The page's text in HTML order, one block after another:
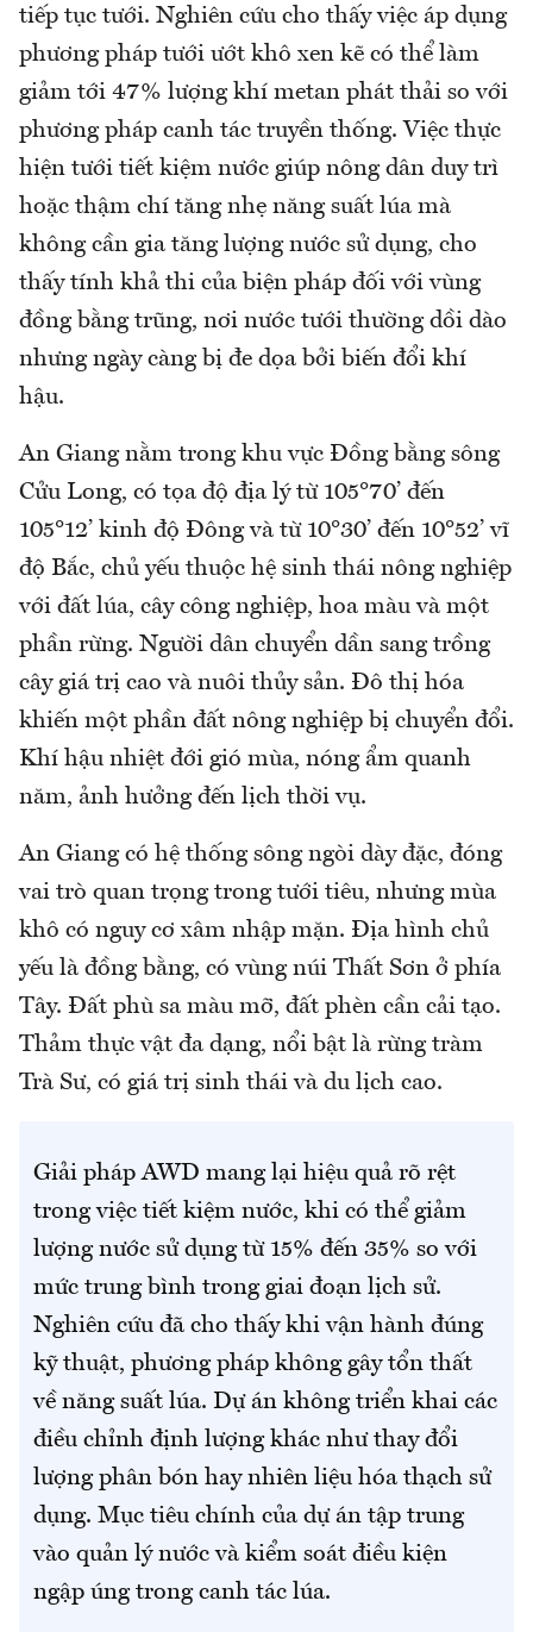
tiếp tục tưới. Nghiên cứu cho thấy việc áp dụng
phương pháp tưới ướt khô xen kẽ có thể làm
giảm tới 47% lượng khí metan phát thải so với
phương pháp canh tác truyền thống. Việc thực
hiện tưới tiết kiệm nước giúp nông dân duy trì
hoặc thậm chí tăng nhẹ năng suất lúa mà
không cần gia tăng lượng nước sử dụng, cho
thấy tính khả thi của biện pháp đối với vùng
đồng bằng trũng, nơi nước tưới thường dồi dào
nhưng ngày càng bị đe dọa bởi biến đổi khí
hậu.
An Giang nằm trong khu vực Đồng bằng sông
Cửu Long, có tọa độ địa lý từ 105°70’ đến
105°12’ kinh độ Đông và từ 10°30’ đến 10°52’ vĩ
độ Bắc, chủ yếu thuộc hệ sinh thái nông nghiệp
với đất lúa, cây công nghiệp, hoa màu và một
phần rừng. Người dân chuyển dần sang trồng
cây giá trị cao và nuôi thủy sản. Đô thị hóa
khiến một phần đất nông nghiệp bị chuyển đổi.
Khí hậu nhiệt đới gió mùa, nóng ẩm quanh
năm, ảnh hưởng đến lịch thời vụ.
An Giang có hệ thống sông ngòi dày đặc, đóng
vai trò quan trọng trong tưới tiêu, nhưng mùa
khô có nguy cơ xâm nhập mặn. Địa hình chủ
yếu là đồng bằng, có vùng núi Thất Sơn ở phía
Tây. Đất phù sa màu mỡ, đất phèn cần cải tạo.
Thảm thực vật đa dạng, nổi bật là rừng tràm
Trà Sư, có giá trị sinh thái và du lịch cao.
Giải pháp AWD mang lại hiệu quả rõ rệt
trong việc tiết kiệm nước, khi có thể giảm
lượng nước sử dụng từ 15% đến 35% so với
mức trung bình trong giai đoạn lịch sử.
Nghiên cứu đã cho thấy khi vận hành đúng
kỹ thuật, phương pháp không gây tổn thất
về năng suất lúa. Dự án không triển khai các
điều chỉnh định lượng khác như thay đổi
lượng phân bón hay nhiên liệu hóa thạch sử
dụng. Mục tiêu chính của dự án tập trung
vào quản lý nước và kiểm soát điều kiện
ngập úng trong canh tác lúa.